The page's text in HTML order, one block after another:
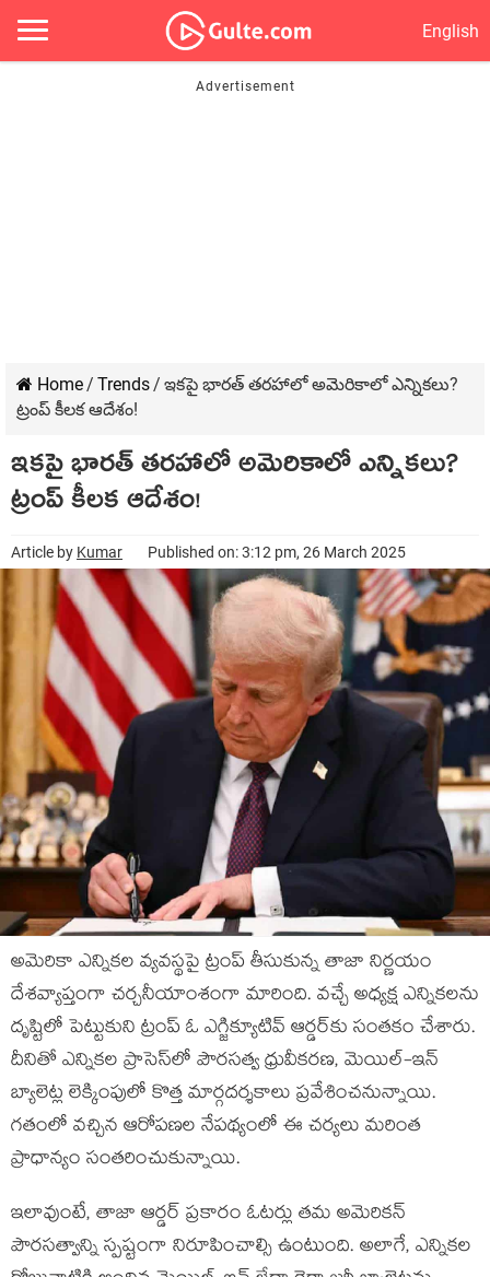
English
Home/ Trends/ ఇకపై భారత్ తరహాలో అమెరికాలో ఎన్నికలు?
ట్రంప్ కీలక ఆదేశం!
ఇకపై భారత్ తరహాలో అమెరికాలో ఎన్నికలు?
ట్రంప్ కీలక ఆదేశం!
Article by Kumar Published on: 3:12 pm, 26 March 2025
అమెరికా ఎన్నికల వ్యవస్థపై ట్రంప్ తీసుకున్న తాజా నిర్ణయం
దేశవ్యాప్తంగా చర్చనీయాంశంగా మారింది. వచ్చే అధ్యక్ష ఎన్నికలను
దృష్టిలో పెట్టుకుని ట్రంప్ ఓ ఎగ్జిక్యూటివ్ ఆర్డర్‌కు సంతకం చేశారు.
దీనితో ఎన్నికల ప్రాసెస్‌లో పౌరసత్వ ధ్రువీకరణ, మెయిల్‌-ఇన్
బ్యాలెట్ల లెక్కింపులో కొత్త మార్గదర్శకాలు ప్రవేశించనున్నాయి.
గతంలో వచ్చిన ఆరోపణల నేపథ్యంలో ఈ చర్యలు మరింత
ప్రాధాన్యం సంతరించుకున్నాయి.
ఇలావుంటే, తాజా ఆర్డర్ ప్రకారం ఓటర్లు తమ అమెరికన్
పౌరసత్వాన్ని స్పష్టంగా నిరూపించాల్సి ఉంటుంది. అలాగే, ఎన్నికల